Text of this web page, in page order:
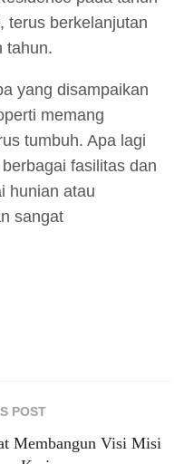
terus berkelanjutan
tahun.
yang disampaikan
memang
tumbuh. Apa lagi
fasilitas dan
hunian atau
sangat
POST
Membangun Visi Misi